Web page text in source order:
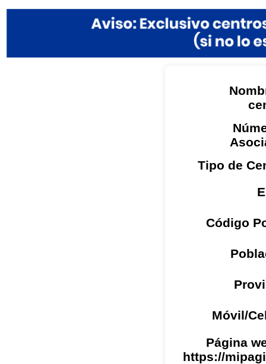
Tipo de
Código
Móvil/
Página
https://